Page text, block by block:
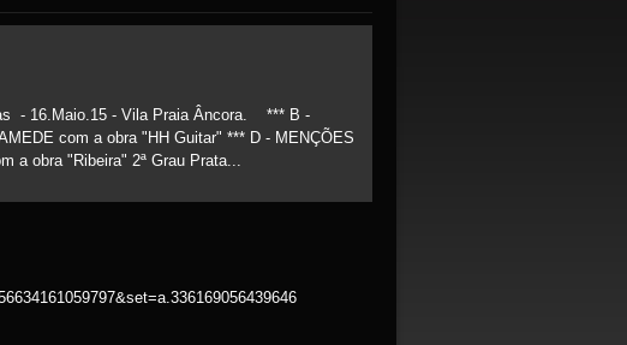
- 16.Maio.15 - Vila Praia Âncora. *** B -
com a obra "HH Guitar" *** D - MENÇÕES
a obra "Ribeira" 2ª Grau Prata...